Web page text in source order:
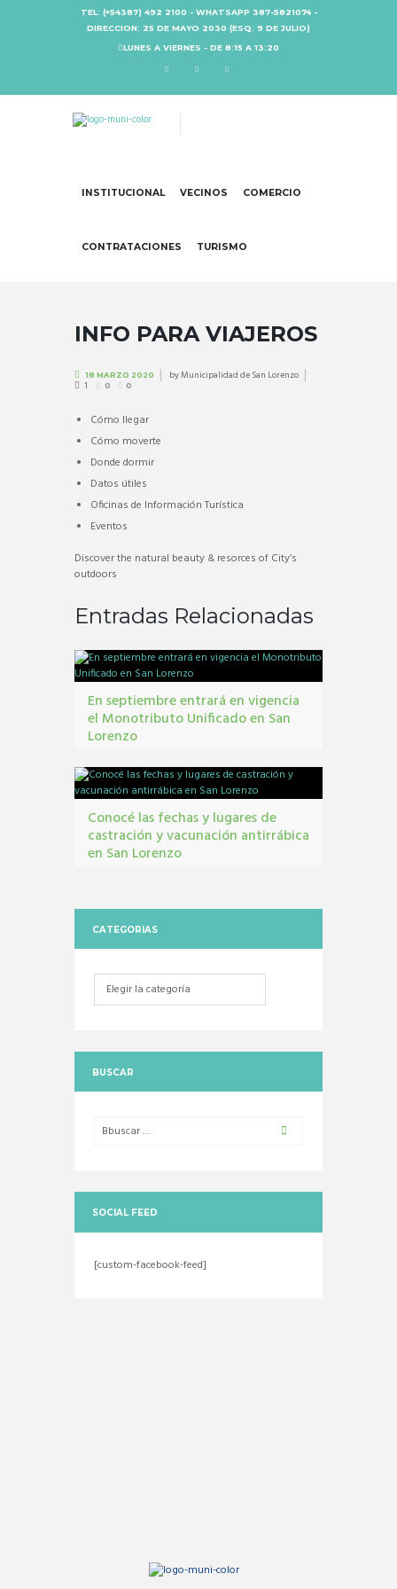
TEL: (+54387) 492 2100 - WHATSAPP 387-5821074 -
DIRECCION: 25 DE MAYO 2030 (ESQ. 9 DE JULIO)
LUNES A VIERNES - DE 8:15 A 13:20
INSTITUCIONAL VECINOS COMERCIO
CONTRATACIONES TURISMO
INFO PARA VIAJEROS
18 MARZO 2020 byMunicipalidad de San Lorenzo
1 0 0
Cómo llegar
Cómo moverte
Donde dormir
Datos útiles
Oficinas de Información Turística
Eventos
Discover the natural beauty & resorces of City’s
outdoors
Entradas Relacionadas
En septiembre entrará en vigencia
el Monotributo Unificado en San
Lorenzo
Unificado
Conocé las fechas y lugares de
castración y vacunación antirrábica
en San Lorenzo
CATEGORIAS
Categorias
BUSCAR
SOCIAL FEED
[custom-facebook-feed]